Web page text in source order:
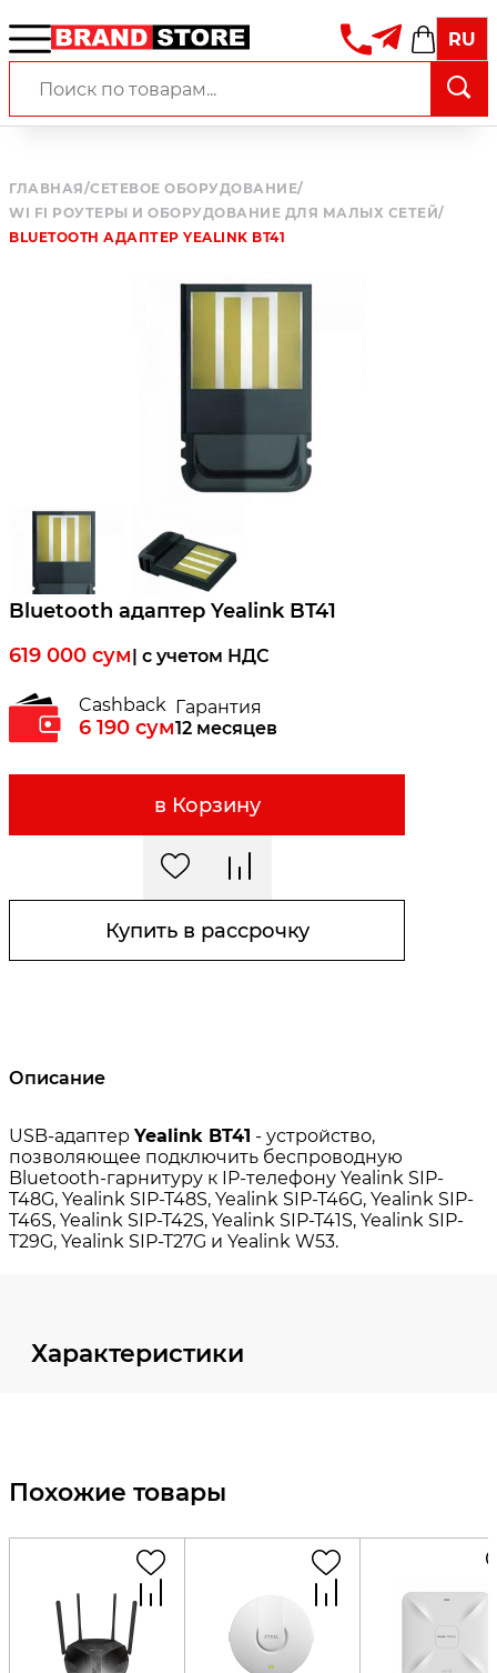
RU
ГЛАВНАЯ/СЕТЕВОЕ ОБОРУДОВАНИЕ/
WI FI РОУТЕРЫ И ОБОРУДОВАНИЕ ДЛЯ МАЛЫХ СЕТЕЙ/
BLUETOOTH АДАПТЕР YEALINK BT41
Bluetooth адаптер Yealink BT41
619 000 сум| c учетом НДС
Cashback
6 190 сум
Гарантия
12 месяцев
в Корзину
Купить в рассрочку
Описание
Характеристики
Похожие товары